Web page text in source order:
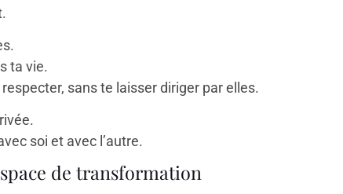
ta vie.
sans te laisser diriger par elles.
soi et avec l’autre.
de transformation